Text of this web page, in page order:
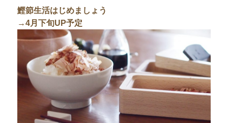
鰹節生活はじめましょう
→4月下旬UP予定